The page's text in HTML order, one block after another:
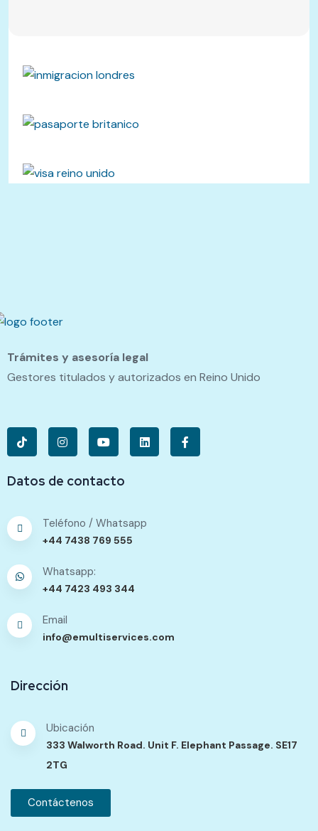
Trámites y asesoría legal
Gestores titulados y autorizados en Reino Unido
Datos de contacto
Teléfono / Whatsapp
+44 7438 769 555
Whatsapp:
+44 7423 493 344
Email
info@emultiservices.com
Dirección
Ubicación
333 Walworth Road. Unit F. Elephant Passage. SE17
2TG
Contáctenos